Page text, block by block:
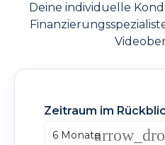
Deine individuelle
Zeitraum im
6 Monate